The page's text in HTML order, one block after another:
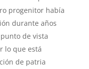
progenitor había
durante años
de vista
lo que está
de patria